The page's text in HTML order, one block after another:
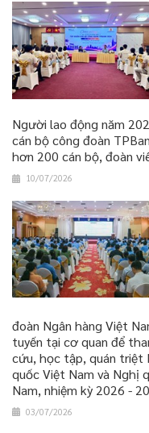
Người lao động năm
cán bộ công đoàn
hơn 200 cán bộ, đoàn
10/07/2026
đoàn Ngân hàng Việt
tuyến tại cơ quan để
cứu, học tập, quán triệt
quốc Việt Nam và Nghị
Nam, nhiệm kỳ 2026 -
03/07/2026